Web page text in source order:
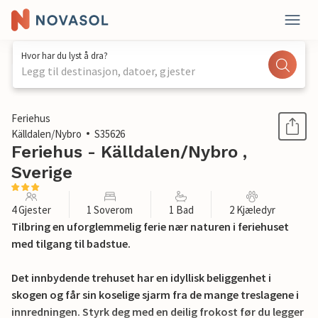
Hvor har du lyst å dra?
Legg til destinasjon, datoer, gjester
1 / 15
Feriehus
Källdalen/Nybro
S35626
Feriehus - Källdalen/Nybro ,
Sverige
4 Gjester 1 Soverom 1 Bad 2 Kjæledyr
Tilbring en uforglemmelig ferie nær naturen i feriehuset
med tilgang til badstue.
Det innbydende trehuset har en idyllisk beliggenhet i
skogen og får sin koselige sjarm fra de mange treslagene i
innredningen. Styrk deg med en deilig frokost før du legger